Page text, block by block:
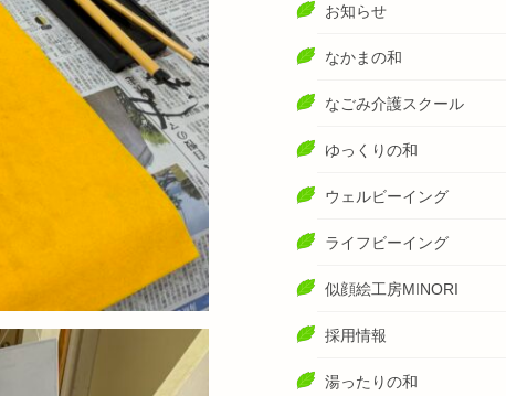
お知らせ
なかまの和
なごみ介護スクール
ゆっくりの和
ウェルビーイング
ライフビーイング
似顔絵工房MINORI
採用情報
湯ったりの和